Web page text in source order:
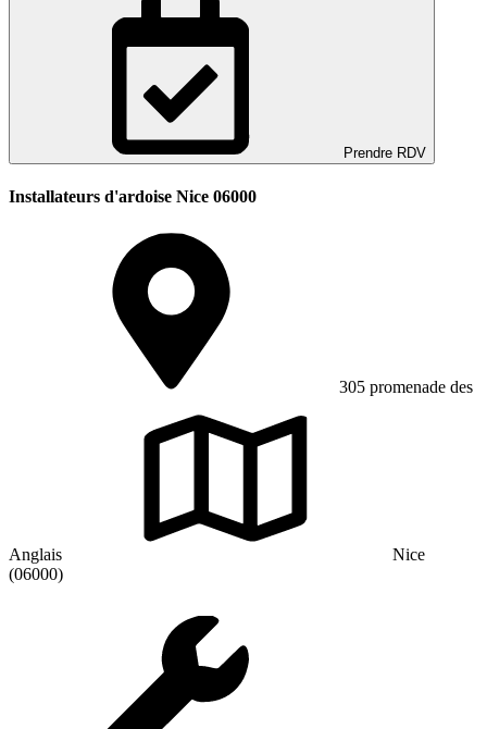
Prendre RDV
Installateurs d'ardoise Nice 06000
305 promenade des
Anglais
Nice
(06000)